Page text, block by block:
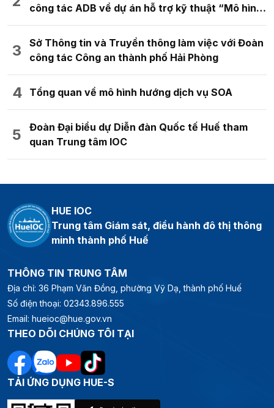
công tác ADB về dự án hỗ trợ kỹ thuật “Mô hình
đô thị kỹ thuật số thông minh cho quy hoạch
không gian đô thị”
Sở Thông tin và Truyền thông làm việc với Đoàn
công tác Công an thành phố Hải Phòng
Tổng quan về mô hình hướng dịch vụ SOA
Đoàn Đại biểu dự Diễn đàn Quốc tế Huế tham
quan Trung tâm IOC
HUE IOC
Trung tâm Giám sát, điều hành đô thị thông
minh thành phố Huế
THÔNG TIN TRUNG TÂM
Địa chỉ: 36 Phạm Văn Đồng, phường Vỹ Dạ, thành phố Huế
Số điện thoại: 02343.896.555
Email: hueioc@hue.gov.vn
THEO DÕI CHÚNG TÔI TẠI
TẢI ỨNG DỤNG HUE-S